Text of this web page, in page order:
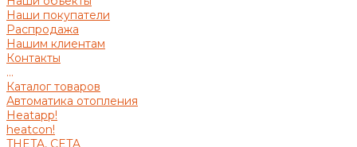
Наши покупатели
Распродажа
Нашим клиентам
Контакты
...
Каталог товаров
Автоматика отопления
Heatapp!
heatcon!
THETA, CETA